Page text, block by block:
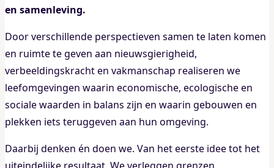
en samenleving.
Door verschillende perspectieven samen te laten komen
en ruimte te geven aan nieuwsgierigheid,
verbeeldingskracht en vakmanschap realiseren we
leefomgevingen waarin economische, ecologische en
sociale waarden in balans zijn en waarin gebouwen en
plekken iets teruggeven aan hun omgeving.
Daarbij denken én doen we. Van het eerste idee tot het